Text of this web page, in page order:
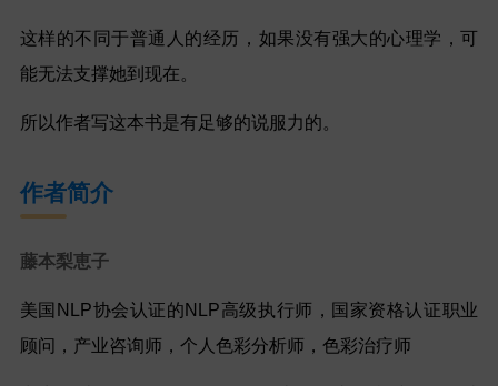
这样的不同于普通人的经历，如果没有强大的心理学，可
能无法支撑她到现在。
所以作者写这本书是有足够的说服力的。
作者简介
藤本梨恵子
美国NLP协会认证的NLP高级执行师，国家资格认证职业
顾问，产业咨询师，个人色彩分析师，色彩治疗师